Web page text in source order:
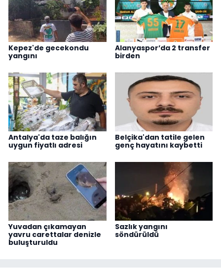
Kepez'de gecekondu
yangını
Alanyaspor’da 2 transfer
birden
Antalya'da taze balığın
uygun fiyatlı adresi
Belçika'dan tatile gelen
genç hayatını kaybetti
Yuvadan çıkamayan
yavru carettalar denizle
buluşturuldu
Sazlık yangını
söndürüldü